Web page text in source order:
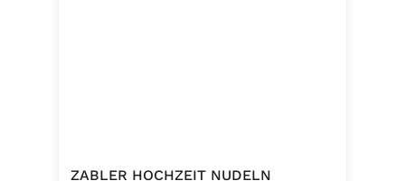
ZABLER HOCHZEIT NUDELN